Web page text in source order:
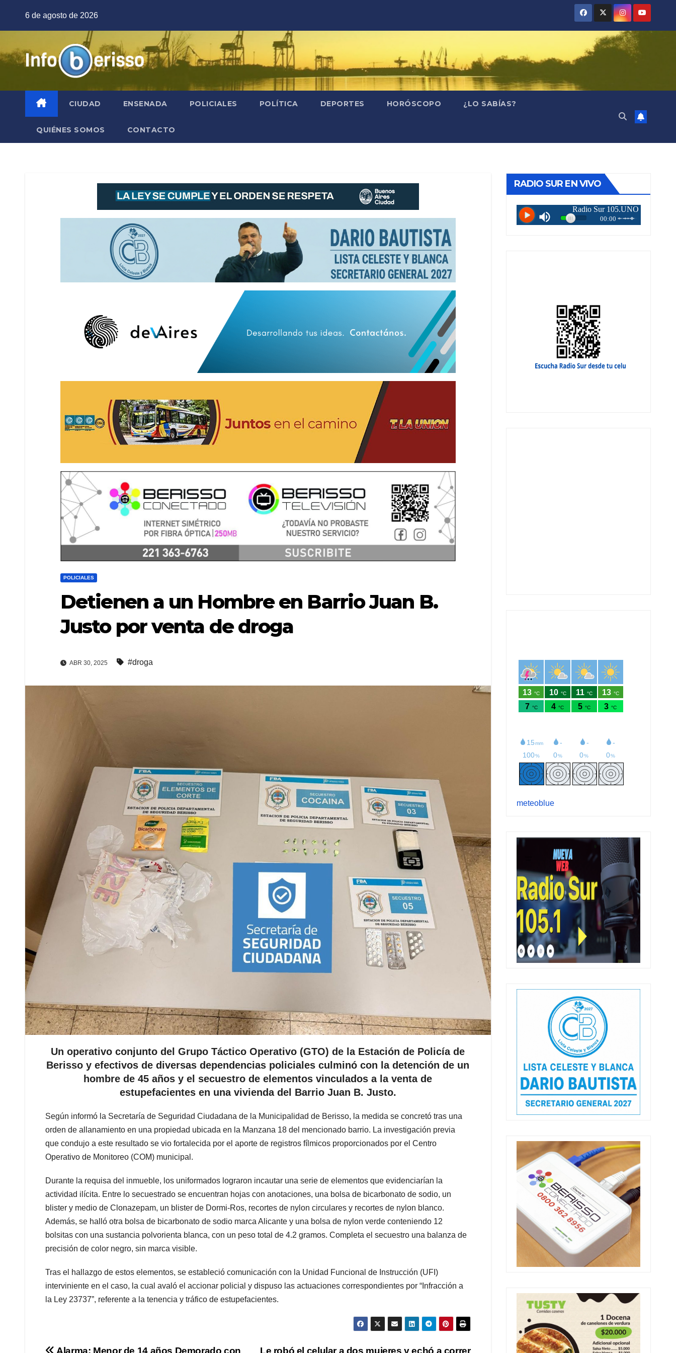
6 de agosto de 2026
CIUDAD ENSENADA POLICIALES POLÍTICA DEPORTES HORÓSCOPO ¿LO SABÍAS?
QUIÉNES SOMOS CONTACTO
POLICIALES
Detienen a un Hombre en Barrio Juan B.
Justo por venta de droga
ABR 30, 2025 #droga
Un operativo conjunto del Grupo Táctico Operativo (GTO) de la Estación de Policía de
Berisso y efectivos de diversas dependencias policiales culminó con la detención de un
hombre de 45 años y el secuestro de elementos vinculados a la venta de
estupefacientes en una vivienda del Barrio Juan B. Justo.
Según informó la Secretaría de Seguridad Ciudadana de la Municipalidad de Berisso, la medida se concretó tras una
orden de allanamiento en una propiedad ubicada en la Manzana 18 del mencionado barrio. La investigación previa
que condujo a este resultado se vio fortalecida por el aporte de registros fílmicos proporcionados por el Centro
Operativo de Monitoreo (COM) municipal.
Durante la requisa del inmueble, los uniformados lograron incautar una serie de elementos que evidenciarían la
actividad ilícita. Entre lo secuestrado se encuentran hojas con anotaciones, una bolsa de bicarbonato de sodio, un
blister y medio de Clonazepam, un blister de Dormi-Ros, recortes de nylon circulares y recortes de nylon blanco.
Además, se halló otra bolsa de bicarbonato de sodio marca Alicante y una bolsa de nylon verde conteniendo 12
bolsitas con una sustancia polvorienta blanca, con un peso total de 4.2 gramos. Completa el secuestro una balanza de
precisión de color negro, sin marca visible.
Tras el hallazgo de estos elementos, se estableció comunicación con la Unidad Funcional de Instrucción (UFI)
interviniente en el caso, la cual avaló el accionar policial y dispuso las actuaciones correspondientes por “Infracción a
la Ley 23737”, referente a la tenencia y tráfico de estupefacientes.
Le robó el celular a dos mujeres y echó a correr
Alarma: Menor de 14 años Demorado con
RADIO SUR EN VIVO
meteoblue